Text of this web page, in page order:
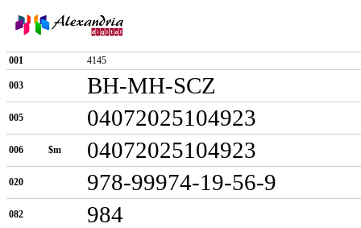
001 4145
003 BH-MH-SCZ
005 04072025104923
006 $m 04072025104923
020 978-99974-19-56-9
082 984